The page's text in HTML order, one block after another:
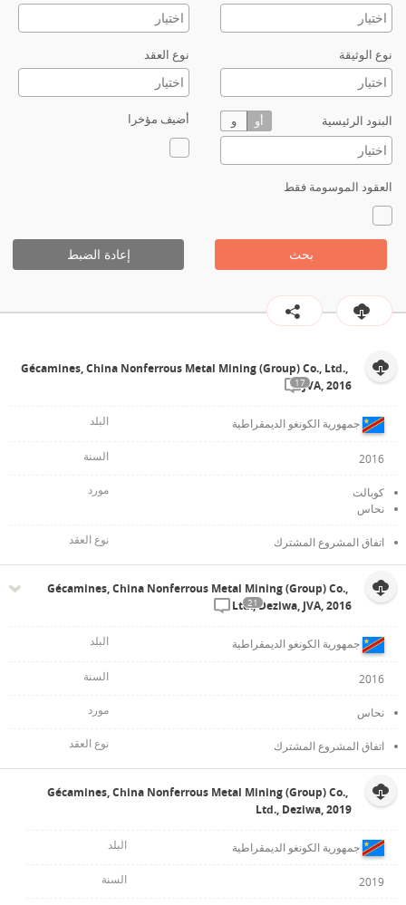
نوع الوثيقة نوع العقد
البنود الرئيسية أو و أضيف مؤخرا
العقود الموسومة فقط
بحث إعادة الضبط
Gécamines, China Nonferrous Metal Mining (Group) Co., Ltd.,
JVA, 2016
17
جمهورية الكونغو الديمقراطية
2016
كوبالت
نحاس
اتفاق المشروع المشترك
Gécamines, China Nonferrous Metal Mining (Group) Co.,
Ltd., Deziwa, JVA, 2016
21
جمهورية الكونغو الديمقراطية
2016
نحاس
اتفاق المشروع المشترك
Gécamines, China Nonferrous Metal Mining (Group) Co.,
Ltd., Deziwa, 2019
جمهورية الكونغو الديمقراطية
2019